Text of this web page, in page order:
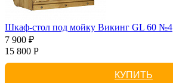
Шкаф-стол под мойку Викинг GL 60 №4
7 900 ₽
15 800 Р
КУПИТЬ